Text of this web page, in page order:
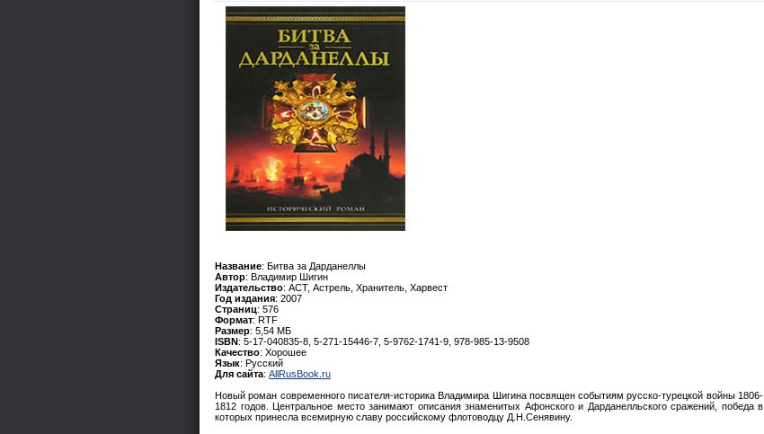
Название: Битва за Дарданеллы
Автор: Владимир Шигин
Издательство: АСТ, Астрель, Хранитель, Харвест
Год издания: 2007
Страниц: 576
Формат: RTF
Размер: 5,54 МБ
ISBN: 5-17-040835-8, 5-271-15446-7, 5-9762-1741-9, 978-985-13-9508
Качество: Хорошее
Язык: Русский
Для сайта: AllRusBook.ru
Новый роман современного писателя-историка Владимира Шигина посвящен событиям русско-турецкой войны 1806-
1812 годов. Центральное место занимают описания знаменитых Афонского и Дарданелльского сражений, победа в
которых принесла всемирную славу российскому флотоводцу Д.Н.Сенявину.